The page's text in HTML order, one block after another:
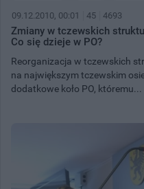
09.12.2010, 00:01 45 4693
Zmiany w tczewskich
Co się dzieje w PO?
Reorganizacja w tczewskich
na największym tczewskim
dodatkowe koło PO, któremu...